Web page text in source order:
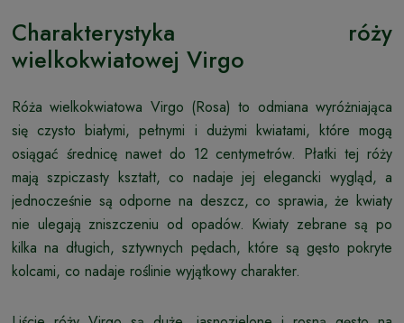
Charakterystyka róży
wielkokwiatowej Virgo
Róża wielkokwiatowa Virgo (Rosa) to odmiana wyróżniająca
się czysto białymi, pełnymi i dużymi kwiatami, które mogą
osiągać średnicę nawet do 12 centymetrów. Płatki tej róży
mają szpiczasty kształt, co nadaje jej elegancki wygląd, a
jednocześnie są odporne na deszcz, co sprawia, że kwiaty
nie ulegają zniszczeniu od opadów. Kwiaty zebrane są po
kilka na długich, sztywnych pędach, które są gęsto pokryte
kolcami, co nadaje roślinie wyjątkowy charakter.